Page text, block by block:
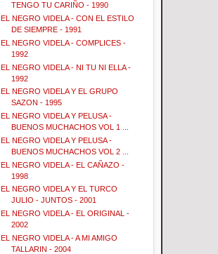
TENGO TU CARIÑO - 1990
EL NEGRO VIDELA - CON EL ESTILO
DE SIEMPRE - 1991
EL NEGRO VIDELA - COMPLICES -
1992
EL NEGRO VIDELA - NI TU NI ELLA -
1992
EL NEGRO VIDELA Y EL GRUPO
SAZON - 1995
EL NEGRO VIDELA Y PELUSA -
BUENOS MUCHACHOS VOL 1 ...
EL NEGRO VIDELA Y PELUSA -
BUENOS MUCHACHOS VOL 2 ...
EL NEGRO VIDELA - EL CAÑAZO -
1998
EL NEGRO VIDELA Y EL TURCO
JULIO - JUNTOS - 2001
EL NEGRO VIDELA - EL ORIGINAL -
2002
EL NEGRO VIDELA - A MI AMIGO
TALLARIN - 2004